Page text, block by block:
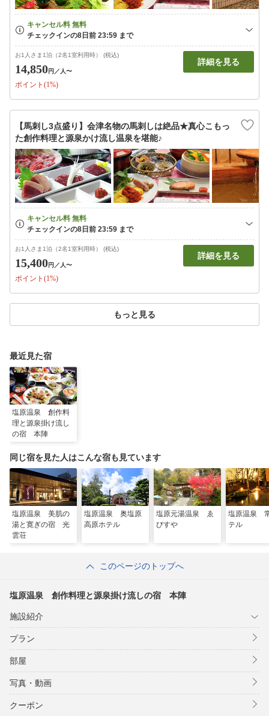
お1人さま1泊（2名1室利用時） (税込)
14,850円 ／人〜
ポイント(1%)
詳細を見る
【馬刺し3点盛り】会津名物の馬刺しは絶品★真心こもっ
た創作料理と源泉かけ流し温泉を堪能♪
お1人さま1泊（2名1室利用時） (税込)
15,400円 ／人〜
ポイント(1%)
詳細を見る
もっと見る
最近見た宿
塩原温泉 創作料
理と源泉掛け流し
の宿 本陣
同じ宿を見た人はこんな宿も見ています
塩原温泉 美肌の
湯と寛ぎの宿 光
雲荘
塩原温泉 奥塩原
高原ホテル
塩原元湯温泉 ゑ
びすや
塩原温泉
テル
このページのトップへ
塩原温泉 創作料理と源泉掛け流しの宿 本陣
施設紹介
プラン
部屋
写真・動画
クーポン